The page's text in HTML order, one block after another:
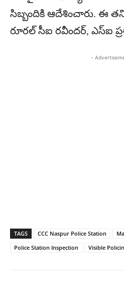
సిబ్బందికి ఆదేశించారు. ఈ
రూరల్ సీఐ రవీందర్, ఎస్‌ఐ
-
TAGS CCC Naspur Police Station
Police Station Inspection
Visible